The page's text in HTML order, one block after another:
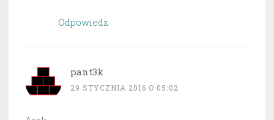
Odpowiedz
pant3k
29 STYCZNIA 2016 O 05:02